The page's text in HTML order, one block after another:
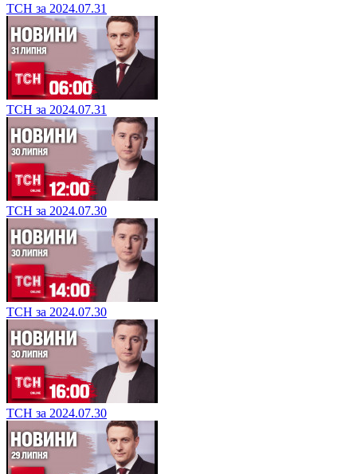
ТСН за 2024.07.31
ТСН за 2024.07.31
ТСН за 2024.07.30
ТСН за 2024.07.30
ТСН за 2024.07.30